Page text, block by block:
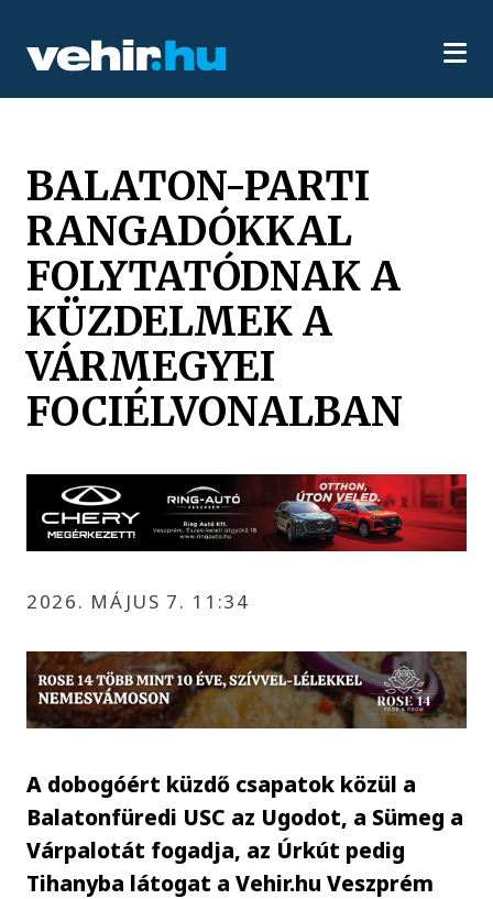
BALATON-PARTI
RANGADÓKKAL
FOLYTATÓDNAK A
KÜZDELMEK A
VÁRMEGYEI
FOCIÉLVONALBAN
2026. MÁJUS 7. 11:34
A dobogóért küzdő csapatok közül a
Balatonfüredi USC az Ugodot, a Sümeg a
Várpalotát fogadja, az Úrkút pedig
Tihanyba látogat a Vehir.hu Veszprém